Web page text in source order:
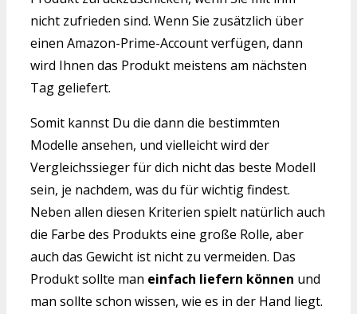
nicht zufrieden sind. Wenn Sie zusätzlich über
einen Amazon-Prime-Account verfügen, dann
wird Ihnen das Produkt meistens am nächsten
Tag geliefert.
Somit kannst Du die dann die bestimmten
Modelle ansehen, und vielleicht wird der
Vergleichssieger für dich nicht das beste Modell
sein, je nachdem, was du für wichtig findest.
Neben allen diesen Kriterien spielt natürlich auch
die Farbe des Produkts eine große Rolle, aber
auch das Gewicht ist nicht zu vermeiden. Das
Produkt sollte man einfach liefern können und
man sollte schon wissen, wie es in der Hand liegt.